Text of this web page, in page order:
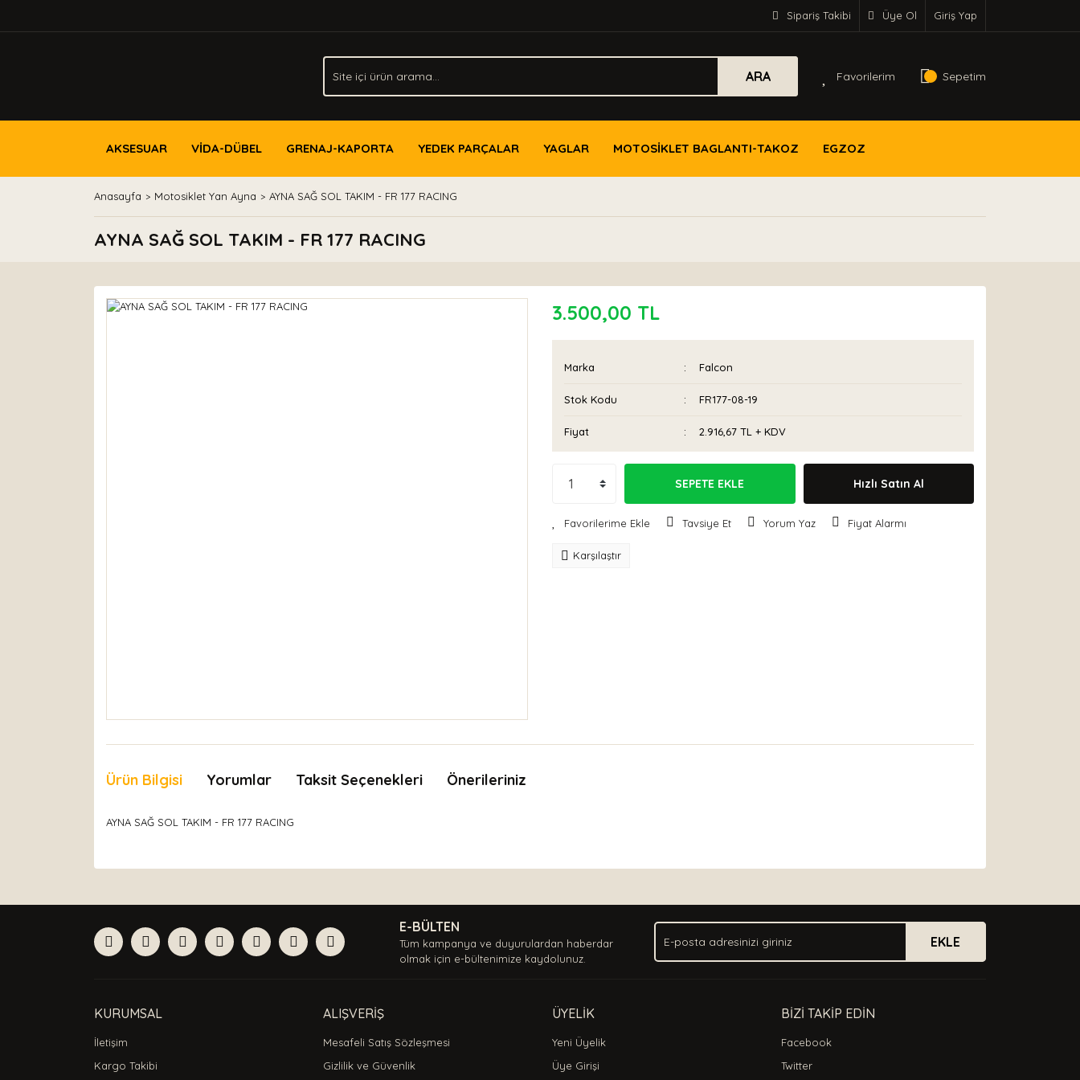
Sipariş Takibi Üye Ol Giriş Yap
ARA Favorilerim Sepetim
AKSESUAR VİDA-DÜBEL GRENAJ-KAPORTA YEDEK PARÇALAR YAGLAR MOTOSİKLET BAGLANTI-TAKOZ EGZOZ
Anasayfa Motosiklet Yan Ayna AYNA SAĞ SOL TAKIM - FR 177 RACING
AYNA SAĞ SOL TAKIM - FR 177 RACING
3.500,00 TL
Marka Falcon
Stok Kodu FR177-08-19
Fiyat 2.916,67 TL + KDV
SEPETE EKLE Hızlı Satın Al
Tavsiye Et Yorum Yaz Fiyat Alarmı
Karşılaştır
Ürün Bilgisi Yorumlar Taksit Seçenekleri Önerileriniz
AYNA SAĞ SOL TAKIM - FR 177 RACING
Ürün açıklamasında eksik bilgiler bulunuyor.
Bu ürüne benzer farklı alternatifler olmalı.
E-BÜLTEN
Tüm kampanya ve duyurulardan haberdar
olmak için e-bültenimize kaydolunuz.
EKLE
KURUMSAL
İletişim
Kargo Takibi
ALIŞVERİŞ
Mesafeli Satış Sözleşmesi
Gizlilik ve Güvenlik
ÜYELİK
Yeni Üyelik
Üye Girişi
BİZİ TAKİP EDİN
Facebook
Twitter